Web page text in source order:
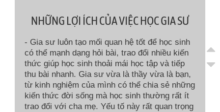
NHỮNG LỢI ÍCH CỦA VIỆC HỌC GIA SƯ
- Gia sư luôn tạo mối quan hệ tốt để học sinh
có thể mạnh dạng hỏi bài, trao đổi nhiều kiến
thức giúp học sinh thoải mái học tập và tiếp
thu bài nhanh. Gia sư vừa là thầy vừa là bạn,
từ kinh nghiệm của mình có thể chia sẻ những
kiến thức đời sống mà học sinh thường rất ít
trao đổi với cha mẹ. Yếu tố này rất quan trọng